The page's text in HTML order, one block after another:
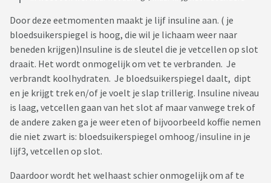
Door deze eetmomenten maakt je lijf insuline aan. ( je
bloedsuikerspiegel is hoog, die wil je lichaam weer naar
beneden krijgen)Insuline is de sleutel die je vetcellen op slot
draait. Het wordt onmogelijk om vet te verbranden. Je
verbrandt koolhydraten. Je bloedsuikerspiegel daalt, dipt
en je krijgt trek en/of je voelt je slap trillerig. Insuline niveau
is laag, vetcellen gaan van het slot af maar vanwege trek of
de andere zaken ga je weer eten of bijvoorbeeld koffie nemen
die niet zwart is: bloedsuikerspiegel omhoog/insuline in je
lijf3, vetcellen op slot.
Daardoor wordt het welhaast schier onmogelijk om af te